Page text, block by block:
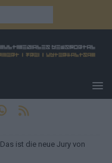
Das ist die neue Jury von